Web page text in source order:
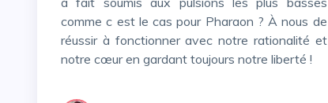
comme c est le cas pour Pharaon ? À nous de
réussir à fonctionner avec notre rationalité et
notre cœur en gardant toujours notre liberté !